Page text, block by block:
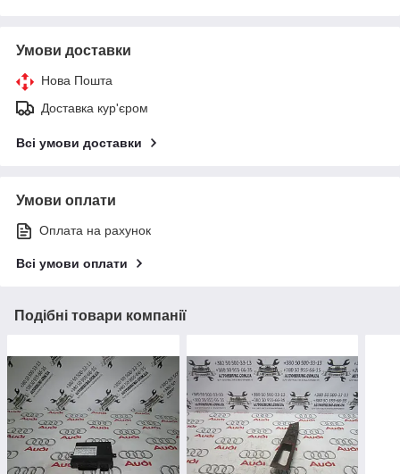
Умови доставки
Нова Пошта
Доставка кур'єром
Всі умови доставки
Умови оплати
Оплата на рахунок
Всі умови оплати
Подібні товари компанії